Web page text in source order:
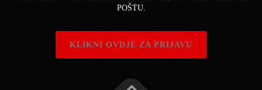
POŠTU.
KLIKNI OVDJE ZA PRIJAVU